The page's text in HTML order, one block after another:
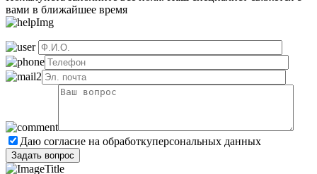
вами в ближайшее время
Даю согласие на обработкуперсональных данных